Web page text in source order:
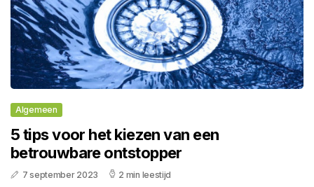
Algemeen
5 tips voor het kiezen van een
betrouwbare ontstopper
7 september 2023 2 min leestijd